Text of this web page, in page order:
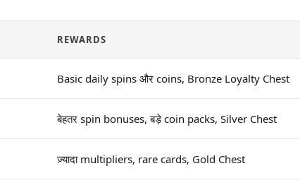
REWARDS
Basic daily spins और coins, Bronze Loyalty Chest
बेहतर spin bonuses, बड़े coin packs, Silver Chest
ज़्यादा multipliers, rare cards, Gold Chest